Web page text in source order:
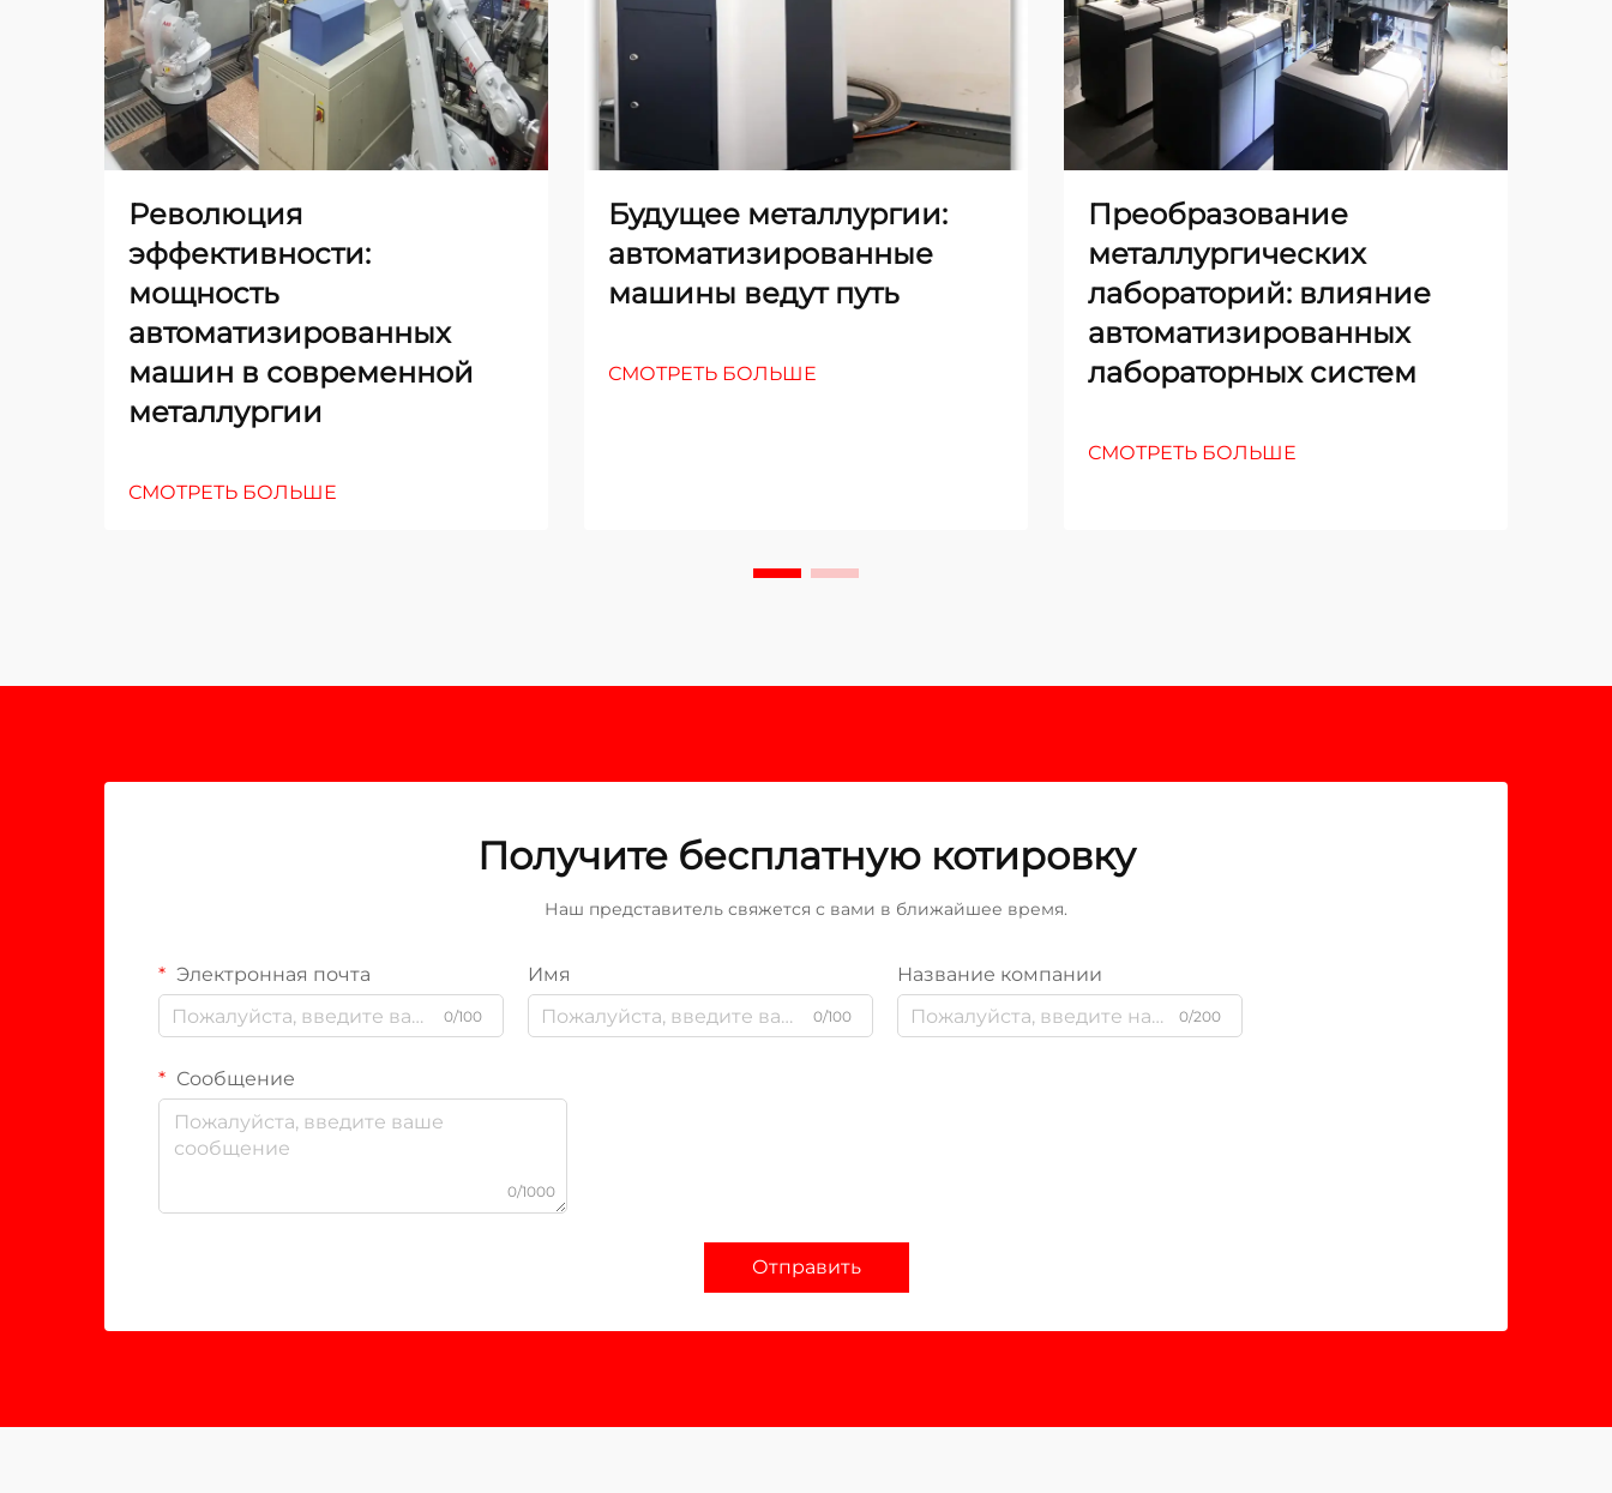
Революция
эффективности:
мощность
автоматизированных
машин в современной
металлургии
СМОТРЕТЬ БОЛЬШЕ
Будущее металлургии:
автоматизированные
машины ведут путь
СМОТРЕТЬ БОЛЬШЕ
Преобразование
металлургических
лабораторий: влияние
автоматизированных
лабораторных систем
СМОТРЕТЬ БОЛЬШЕ
Получите бесплатную котировку
Наш представитель свяжется с вами в ближайшее время.
Электронная почта
0/100
Имя
0/100
Название компании
0/200
Сообщение
0/1000
Отправить